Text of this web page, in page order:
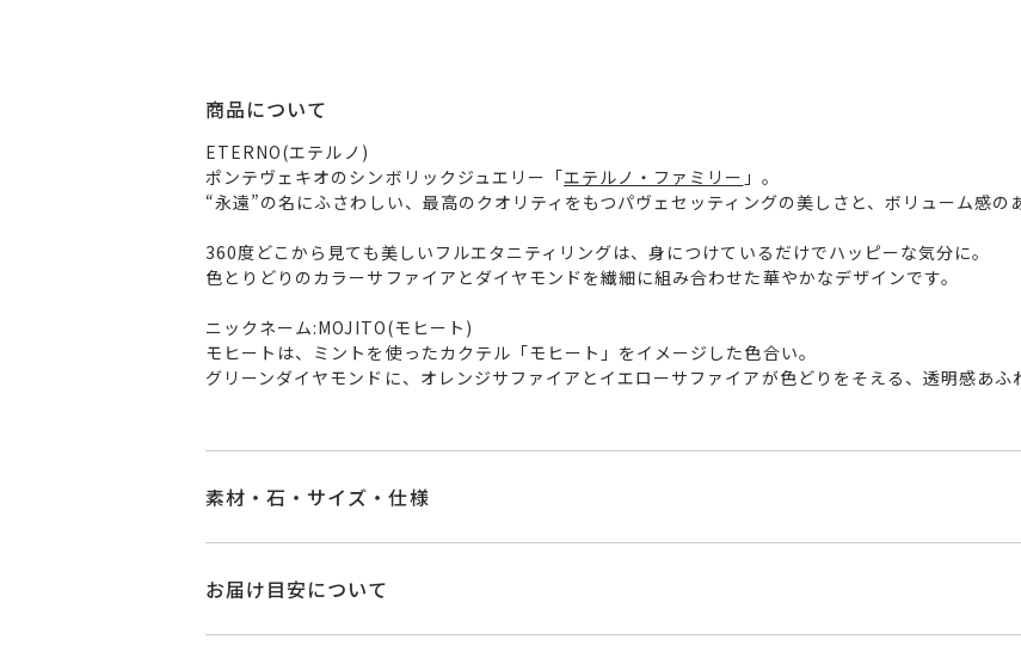
商品について
ETERNO(エテルノ)
ポンテヴェキオのシンボリックジュエリー「エテルノ・ファミリー 」。
“永遠”の名にふさわしい、最高のクオリティをもつパヴェセッティングの美しさと、ボリューム感の
360度どこから見ても美しいフルエタニティリングは、身につけているだけでハッピーな気分に。
色とりどりのカラーサファイアとダイヤモンドを繊細に組み合わせた華やかなデザインです。
ニックネーム:MOJITO(モヒート)
モヒートは、ミントを使ったカクテル「モヒート」をイメージした色合い。
グリーンダイヤモンドに、オレンジサファイアとイエローサファイアが色どりをそえる、透明感あふ
素材・石・サイズ・仕様
素材 K18イエローゴールド
お届け目安について